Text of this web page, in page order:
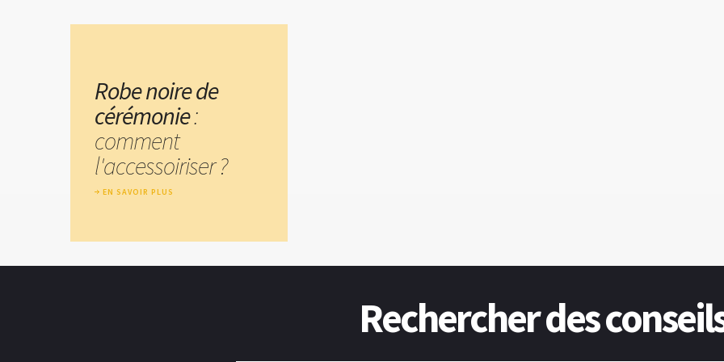
Robe noire de
cérémonie:
comment
l'accessoiriser ?
EN SAVOIR PLUS
Rechercher des